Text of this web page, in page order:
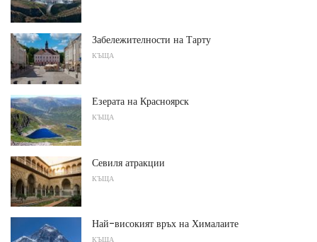
Забележителности на Тарту
КЪЩА
Езерата на Красноярск
КЪЩА
Севиля атракции
КЪЩА
Най-високият връх на Хималаите
КЪЩА